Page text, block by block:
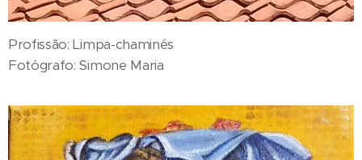
Profissão: Limpa-chaminés
Fotógrafo: Simone Maria